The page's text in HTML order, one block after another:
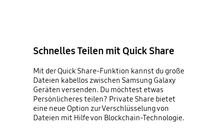
Schnelles Teilen mit Quick Share
Mit der Quick Share-Funktion kannst du große
Dateien kabellos zwischen Samsung Galaxy
Geräten versenden. Du möchtest etwas
Persönlicheres teilen? Private Share bietet
eine neue Option zur Verschlüsselung von
Dateien mit Hilfe von Blockchain-Technologie.